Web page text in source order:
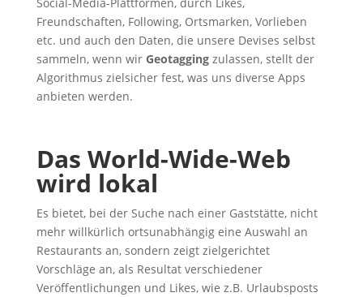
Freundschaften, Following, Ortsmarken, Vorlieben
etc. und auch den Daten, die unsere Devises selbst
sammeln, wenn wir Geotaggingzulassen, stellt der
Algorithmus zielsicher fest, was uns diverse Apps
anbieten werden.
Das World-Wide-Web
wird lokal
Es bietet, bei der Suche nach einer Gaststätte, nicht
mehr willkürlich ortsunabhängig eine Auswahl an
Restaurants an, sondern zeigt zielgerichtet
Vorschläge an, als Resultat verschiedener
Veröffentlichungen und Likes, wie z.B. Urlaubsposts